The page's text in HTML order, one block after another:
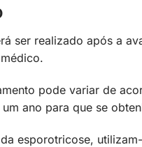
ser realizado após a
pode variar de
ano para que se
esporotricose,